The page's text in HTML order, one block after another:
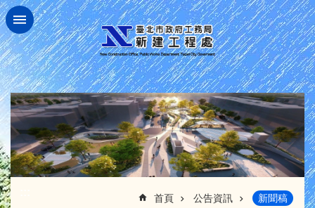
跳到主要內容區塊
首頁 公告資訊 新聞稿